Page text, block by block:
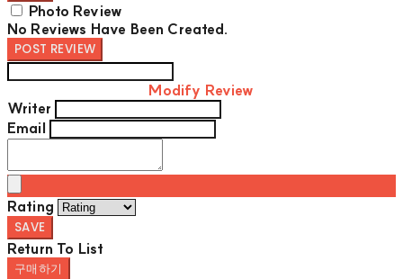
Photo Review
No Reviews Have Been Created.
POST REVIEW
Modify Review
Writer
Email
Rating
SAVE
Return To List
구매하기